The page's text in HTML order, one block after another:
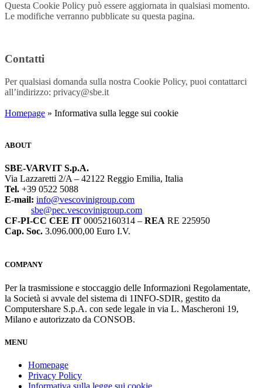
Questa Cookie Policy può essere aggiornata in qualsiasi momento.
Le modifiche verranno pubblicate su questa pagina.
Contatti
Per qualsiasi domanda sulla nostra Cookie Policy, puoi contattarci
all’indirizzo: privacy@sbe.it
Homepage » Informativa sulla legge sui cookie
ABOUT
SBE-VARVIT S.p.A.
Via Lazzaretti 2/A – 42122 Reggio Emilia, Italia
Tel. +39 0522 5088
E-mail: info@vescovinigroup.com
sbe@pec.vescovinigroup.com
CF-PI-CC CEE IT 00052160314 – REA RE 225950
Cap. Soc. 3.096.000,00 Euro I.V.
COMPANY
Per la trasmissione e stoccaggio delle Informazioni Regolamentate,
la Società si avvale del sistema di 1INFO-SDIR, gestito da
Computershare S.p.A. con sede legale in via L. Mascheroni 19,
Milano e autorizzato da CONSOB.
MENU
Homepage
Privacy Policy
Informativa sulla legge sui cookie